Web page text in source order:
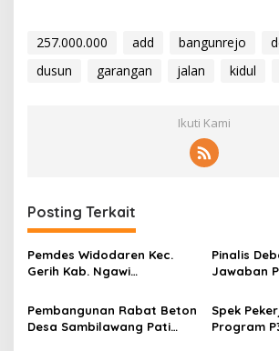
257.000.000 add bangunrejo
dusun
garangan jalan kidul
Ikuti Kami
Posting Terkait
Pemdes Widodaren Kec.
Gerih Kab. Ngawi
Rabat Jalan Poros
Pinalis
Jawaban
Pembangunan Rabat Beton
Desa Sambilawang Pati
Spek
Program